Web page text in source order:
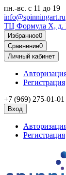
пн.-вс. с 11 до 19
info@spinningart.ru
ТЦ Формула X, д.
Избранное0
Сравнение0
Личный кабинет
Регистрация
+7 (969) 275-01-01
Вход
Регистрация